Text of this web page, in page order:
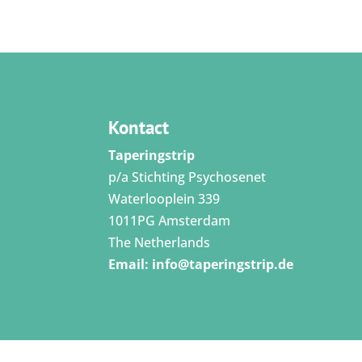
Kontact
Taperingstrip
p/a Stichting Psychosenet
Waterlooplein 339
1011PG Amsterdam
The Netherlands
Email: info@taperingstrip.de